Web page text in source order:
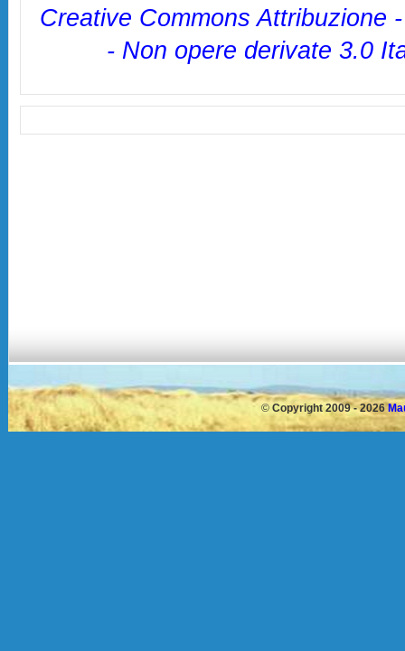
Creative Commons Attribuzione
- Non opere derivate 3.0
© Copyright 2009 - 2026